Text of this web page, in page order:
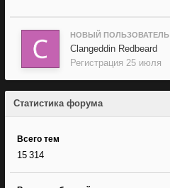
НОВЫЙ ПОЛЬЗОВАТЕЛЬ
Clangeddin Redbeard
Регистрация 25 июля
Статистика форума
Всего тем
15 314